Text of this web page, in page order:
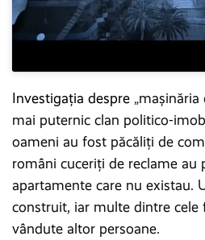
Investigația despre
mai puternic clan politico-
oameni au fost păcăliți de
români cuceriți de reclame au
apartamente care nu existau.
construit, iar multe dintre cele
vândute altor persoane.